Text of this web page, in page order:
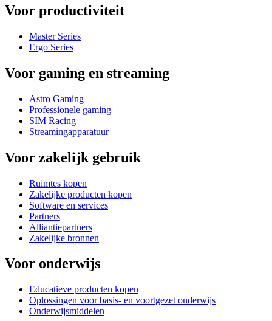
Voor productiviteit
Master Series
Ergo Series
Voor gaming en streaming
Astro Gaming
Professionele gaming
SIM Racing
Streamingapparatuur
Voor zakelijk gebruik
Ruimtes kopen
Zakelijke producten kopen
Software en services
Partners
Alliantiepartners
Zakelijke bronnen
Voor onderwijs
Educatieve producten kopen
Oplossingen voor basis- en voortgezet onderwijs
Onderwijsmiddelen